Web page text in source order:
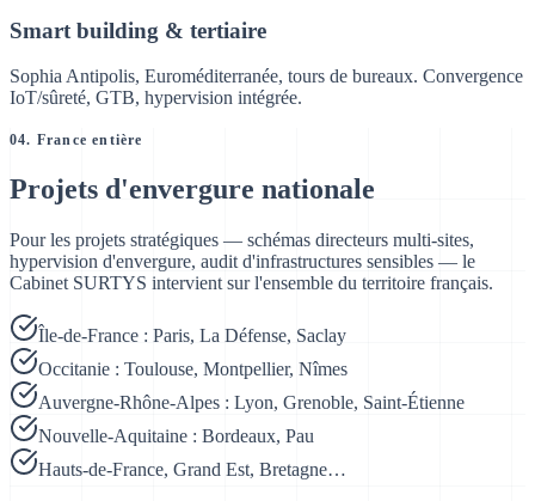
Smart building & tertiaire
Sophia Antipolis, Euroméditerranée, tours de bureaux. Convergence
IoT/sûreté, GTB, hypervision intégrée.
04. France entière
Projets d'envergure nationale
Pour les projets stratégiques — schémas directeurs multi-sites,
hypervision d'envergure, audit d'infrastructures sensibles — le
Cabinet SURTYS intervient sur l'ensemble du territoire français.
Île-de-France : Paris, La Défense, Saclay
Occitanie : Toulouse, Montpellier, Nîmes
Auvergne-Rhône-Alpes : Lyon, Grenoble, Saint-Étienne
Nouvelle-Aquitaine : Bordeaux, Pau
Hauts-de-France, Grand Est, Bretagne…